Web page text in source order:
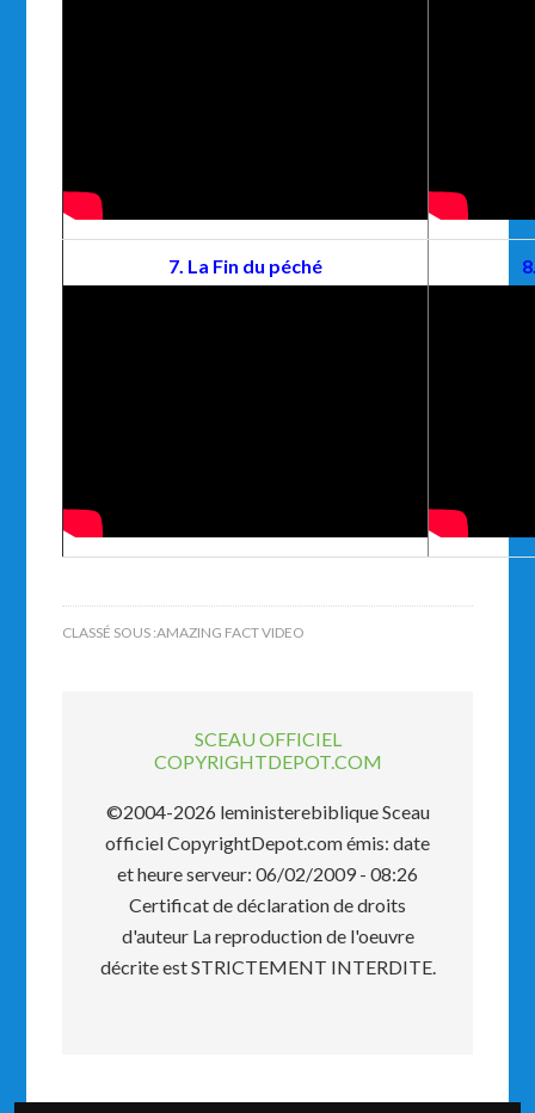
7. La Fin du péché
CLASSÉ SOUS :AMAZING FACT VIDEO
SCEAU OFFICIEL
COPYRIGHTDEPOT.COM
©2004-2026 leministerebiblique Sceau
officiel CopyrightDepot.com émis: date
et heure serveur: 06/02/2009 - 08:26
Certificat de déclaration de droits
d'auteur La reproduction de l'oeuvre
décrite est STRICTEMENT INTERDITE.